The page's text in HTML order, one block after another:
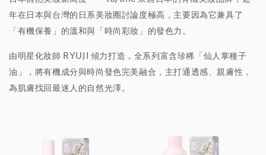
年在日本與台灣的日系美妝圈討論度極高，主要因為它兼具了
「有機保養」的溫和與「時尚彩妝」的發色力。
由明星化妝師 RYUJI 傾力打造，全系列富含珍稀「仙人掌種子
油」，將有機成分與時尚發色完美融合，主打通透感、親膚性，
為肌膚找回最迷人的自然光澤。